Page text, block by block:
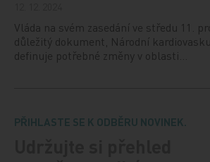
Vláda na svém zasedání ve středu 11.
důležitý dokument, Národní
definuje potřebné změny v oblasti…
PŘIHLASTE SE K ODBĚRU NOVINEK.